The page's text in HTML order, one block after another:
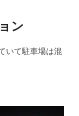
ン
いて駐車場は混